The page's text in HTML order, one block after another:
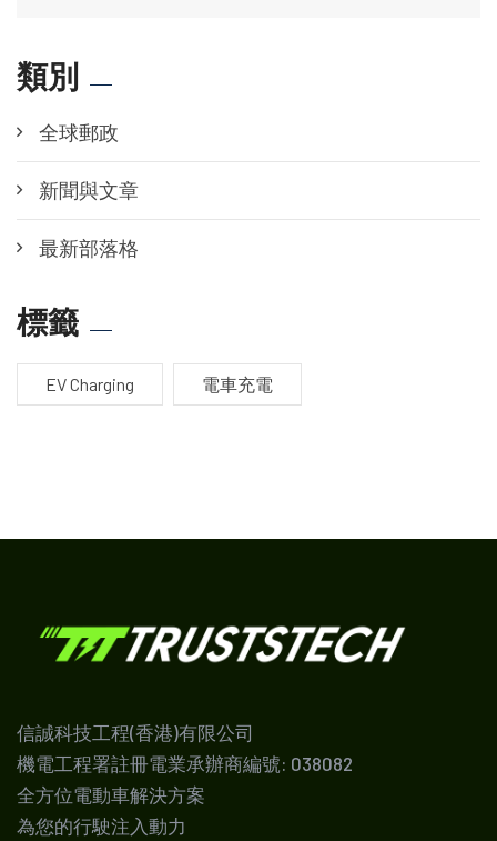
類別
全球郵政
新聞與文章
最新部落格
標籤
EV Charging 電車充電
信誠科技工程(香港)有限公司
機電工程署註冊電業承辦商編號: 038082
全方位電動車解決方案
為您的行駛注入動力